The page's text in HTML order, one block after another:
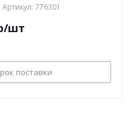
Артикул: 776301
/шт
поставки